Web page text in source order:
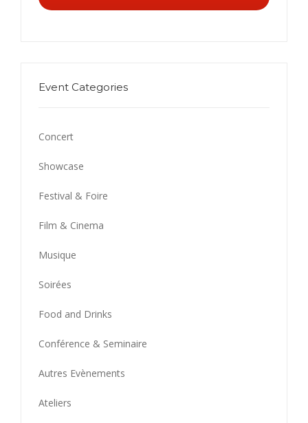
Event Categories
Concert
Showcase
Festival & Foire
Film & Cinema
Musique
Soirées
Food and Drinks
Conférence & Seminaire
Autres Evènements
Ateliers